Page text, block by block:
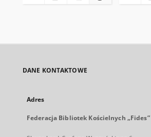
DANE KONTAKTOWE
Adres
Federacja Bibliotek Kościelnych „Fides”